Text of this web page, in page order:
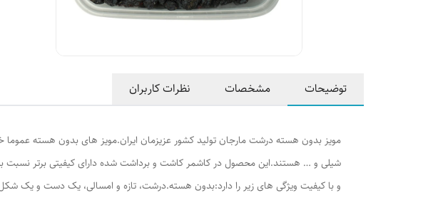
توضیحات مشخصات نظرات کاربران
مویز بدون هسته درشت مارجان تولید کشور عزیزمان ایران.مویز های بدون هسته
شیلی و … هستند.این محصول در کاشمر کاشت و برداشت شده دارای کیفیتی برتر
و با کیفیت ویژگی های زیر را دارد:بدون هسته.درشت، تازه و امسالی، یک دست و یک